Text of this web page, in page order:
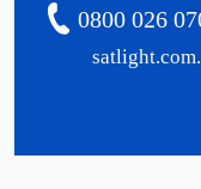
0800 026